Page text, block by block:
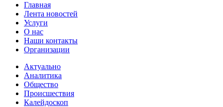
Главная
Лента новостей
Услуги
О нас
Наши контакты
Организации
Актуально
Аналитика
Общество
Происшествия
Калейдоскоп